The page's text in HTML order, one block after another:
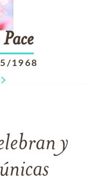
Pace
1968
y